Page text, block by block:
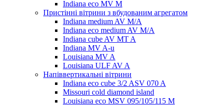
Indiana eco MV M
Пристінні вітрини з вбудованим агрегатом
Indiana medium AV M/A
Indiana eco medium AV M/A
Indiana cube AV MT A
Indiana MV A-u
Louisiana MV A
Louisiana ULF AV A
Напіввертикальні вітрини
Indiana eco cube 3/2 ASV 070 A
Missouri cold diamond island
Louisiana eco MSV 095/105/115 M